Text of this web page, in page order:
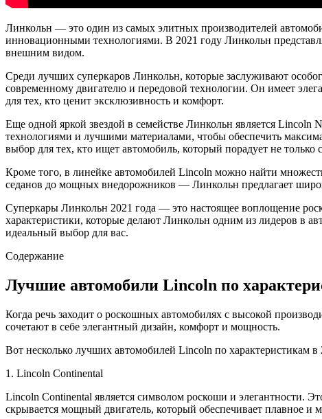
Линкольн — это один из самых элитных производителей
инновационными технологиями. В 2021 году Линкольн
внешним видом.
Среди лучших суперкаров Линкольн, которые заслуживают
современному двигателю и передовой технологии. Он имеет
для тех, кто ценит эксклюзивность и комфорт.
Еще одной яркой звездой в семействе Линкольн является
технологиями и лучшими материалами, чтобы обеспечить
выбор для тех, кто ищет автомобиль, который порадует не
Кроме того, в линейке автомобилей Lincoln можно найти
седанов до мощных внедорожников — Линкольн предлагает
Суперкары Линкольн 2021 года — это настоящее воплощение
характеристики, которые делают Линкольн одним из лидеров в
идеальный выбор для вас.
Содержание
Лучшие автомобили Lincoln по
Когда речь заходит о роскошных автомобилях с высокой
сочетают в себе элегантный дизайн, комфорт и мощность.
Вот несколько лучших автомобилей Lincoln по характеристикам в
1. Lincoln Continental
Lincoln Continental является символом роскоши и элегантности.
скрывается мощный двигатель, который обеспечивает плавное и